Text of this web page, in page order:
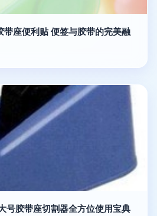
带座便利贴 便签与胶带的完美融
号胶带座切割器全方位使用宝典